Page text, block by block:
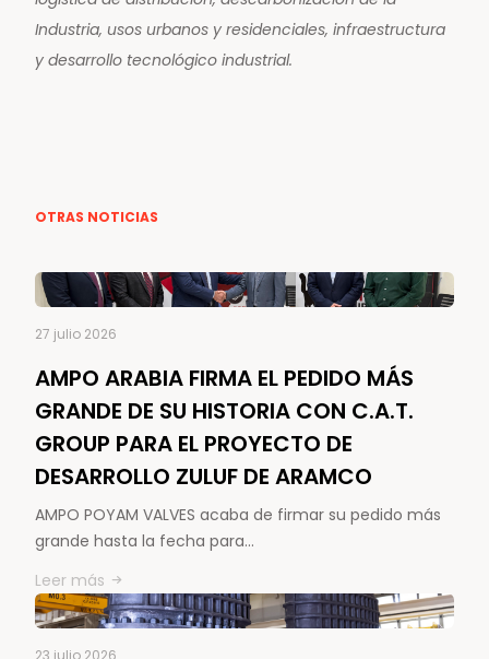
Industria, usos urbanos y residenciales, infraestructura
y desarrollo tecnológico industrial.
OTRAS NOTICIAS
27 julio 2026
AMPO ARABIA FIRMA EL PEDIDO MÁS
GRANDE DE SU HISTORIA CON C.A.T.
GROUP PARA EL PROYECTO DE
DESARROLLO ZULUF DE ARAMCO
AMPO POYAM VALVES acaba de firmar su pedido más
grande hasta la fecha para…
Leer más
23 julio 2026